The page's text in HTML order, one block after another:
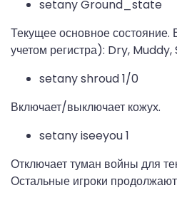
setany Ground_state
Текущее основное
учетом регистра): Dry,
setany shroud 1/0
Включает/выключает кожух.
setany iseeyou 1
Отключает туман войны для
Остальные игроки